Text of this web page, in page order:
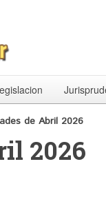
de Abril 2026
2026